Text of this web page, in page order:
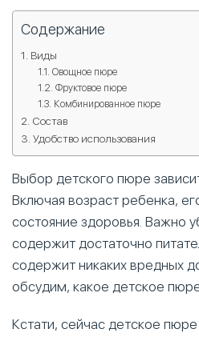
Содержание
Виды
Овощное пюре
Фруктовое пюре
Комбинированное пюре
Состав
Удобство использования
Выбор детского пюре
Включая возраст ребенка,
состояние здоровья. Важно
содержит достаточно
содержит никаких вредных
обсудим, какое детское
Кстати, сейчас детское